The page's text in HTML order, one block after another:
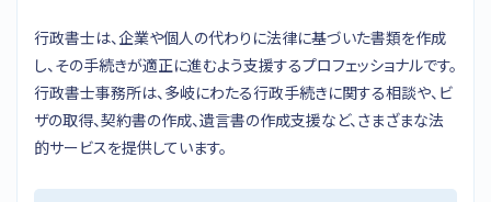
行政書士は、企業や個人の代わりに法律に基づいた書類を作成
し、その手続きが適正に進むよう支援するプロフェッショナルです。
行政書士事務所は、多岐にわたる行政手続きに関する相談や、ビ
ザの取得、契約書の作成、遺言書の作成支援など、さまざまな法
的サービスを提供しています。